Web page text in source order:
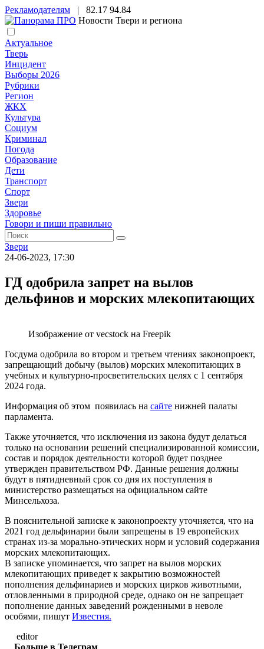
Рекламодателям | 82.17 94.84
Новости Твери и региона
Актуальное
Тверь
Инцидент
Выборы 2026
Рубрики
Регион
ЖКХ
Культура
Социум
Криминал
Погода
Образование
Дети
Транспорт
Спорт
Звери
Здоровье
Говори и пиши правильно
Звери
24-06-2023, 17:30
ГД одобрила запрет на вылов
дельфинов и морских млекопитающих
Изображение от vecstock на Freepik
Госдума одобрила во втором и третьем чтениях законопроект,
запрещающий добычу (вылов) морских млекопитающих в
учебных и культурно-просветительских целях с 1 сентября
2024 года.
Информация об этом появилась на сайте нижней палаты
парламента.
Также уточняется, что исключения из закона будут делаться
только на основании решений специализированной комиссии,
состав и порядок деятельности которой будет позднее
утвержден правительством РФ. Данные решения должны
будут в пятидневный срок со дня их поступления в
министерство размещаться на официальном сайте
Минсельхоза.
В пояснительной записке к законопроекту уточняется, что на
2021 год дельфинарии были запрещены в 19 европейских
странах из-за морально-этических норм и условий содержания
морских млекопитающих.
В записке упоминается, что запрет на вылов морских
млекопитающих приведет к закрытию возможностей
пополнения дельфинариев и морских цирков животными,
отловленными в природной среде, однако он не запрещает
пополнение данных заведений рожденными в неволе
особями, пишут Известия.
editor
Больше в Телеграм